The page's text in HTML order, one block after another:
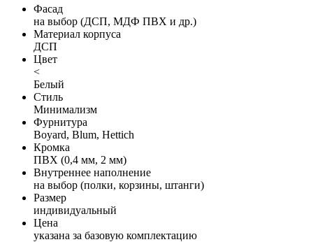
Фасад
на выбор (ДСП, МДФ ПВХ и др.)
Материал корпуса
ДСП
Цвет
<
Белый
Стиль
Минимализм
Фурнитура
Boyard, Blum, Hettich
Кромка
ПВХ (0,4 мм, 2 мм)
Внутреннее наполнение
на выбор (полки, корзины, штанги)
Размер
индивидуальный
Цена
указана за базовую комплектацию